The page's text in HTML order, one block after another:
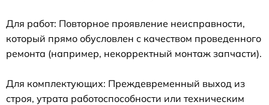
Для работ: Повторное проявление неисправности,
который прямо обусловлен с качеством проведенного
ремонта (например, некорректный монтаж запчасти).
Для комплектующих: Преждевременный выход из
строя, утрата работоспособности или техническим